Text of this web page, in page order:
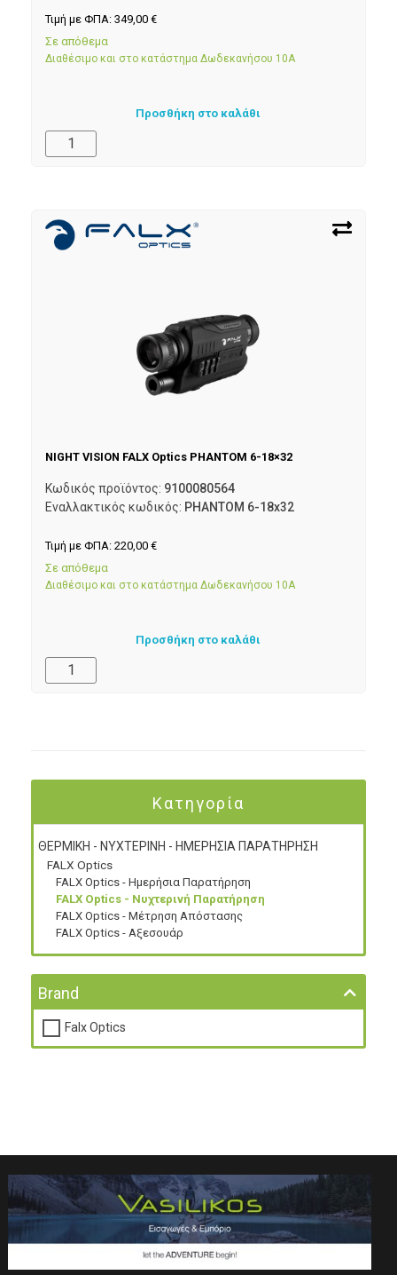
Τιμή με ΦΠΑ: 349,00 €
Σε απόθεμα
Διαθέσιμο και στο κατάστημα Δωδεκανήσου 10Α
Προσθήκη στο καλάθι
NIGHT VISION FALX Optics PHANTOM 6-18×32
Κωδικός προϊόντος: 9100080564
Εναλλακτικός κωδικός: PHANTOM 6-18x32
Τιμή με ΦΠΑ: 220,00 €
Σε απόθεμα
Διαθέσιμο και στο κατάστημα Δωδεκανήσου 10Α
Προσθήκη στο καλάθι
Κατηγορία
ΘΕΡΜΙΚΗ - ΝΥΧΤΕΡΙΝΗ - ΗΜΕΡΗΣΙΑ ΠΑΡΑΤΗΡΗΣΗ
FALX Optics
FALX Optics - Ημερήσια Παρατήρηση
FALX Optics - Νυχτερινή Παρατήρηση
FALX Optics - Μέτρηση Απόστασης
FALX Optics - Αξεσουάρ
Brand
Falx Optics